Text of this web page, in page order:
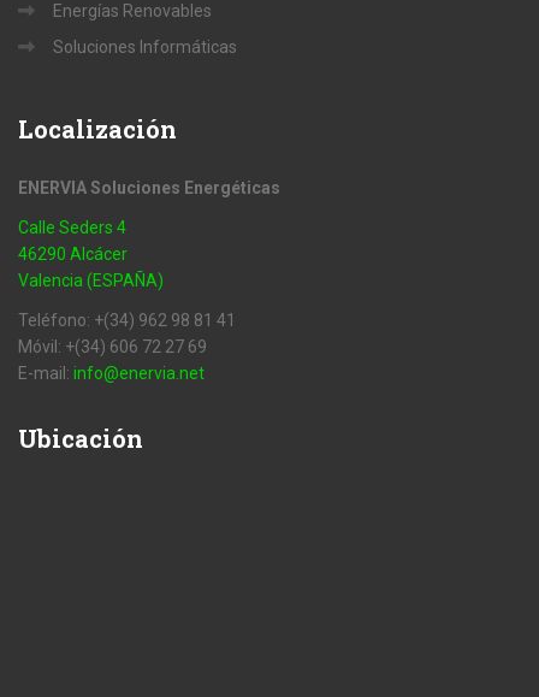
Energías Renovables
Soluciones Informáticas
Localización
ENERVIA Soluciones Energéticas
Calle Seders 4
46290 Alcácer
Valencia (ESPAÑA)
Teléfono: +(34) 962 98 81 41
Móvil: +(34) 606 72 27 69
E-mail: info@enervia.net
Ubicación